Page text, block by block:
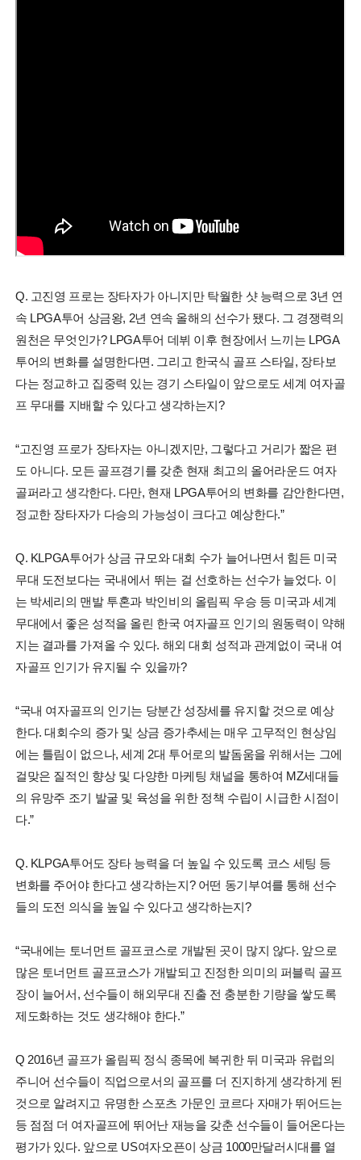
Q. 고진영 프로는 장타자가 아니지만 탁월한 샷 능력으로 3년 연
속 LPGA투어 상금왕, 2년 연속 올해의 선수가 됐다. 그 경쟁력의
원천은 무엇인가? LPGA투어 데뷔 이후 현장에서 느끼는 LPGA
투어의 변화를 설명한다면. 그리고 한국식 골프 스타일, 장타보
다는 정교하고 집중력 있는 경기 스타일이 앞으로도 세계 여자골
프 무대를 지배할 수 있다고 생각하는지?
“고진영 프로가 장타자는 아니겠지만, 그렇다고 거리가 짧은 편
도 아니다. 모든 골프경기를 갖춘 현재 최고의 올어라운드 여자
골퍼라고 생각한다. 다만, 현재 LPGA투어의 변화를 감안한다면,
정교한 장타자가 다승의 가능성이 크다고 예상한다.”
Q. KLPGA투어가 상금 규모와 대회 수가 늘어나면서 힘든 미국
무대 도전보다는 국내에서 뛰는 걸 선호하는 선수가 늘었다. 이
는 박세리의 맨발 투혼과 박인비의 올림픽 우승 등 미국과 세계
무대에서 좋은 성적을 올린 한국 여자골프 인기의 원동력이 약해
지는 결과를 가져올 수 있다. 해외 대회 성적과 관계없이 국내 여
자골프 인기가 유지될 수 있을까?
“국내 여자골프의 인기는 당분간 성장세를 유지할 것으로 예상
한다. 대회수의 증가 및 상금 증가추세는 매우 고무적인 현상임
에는 틀림이 없으나, 세계 2대 투어로의 발돔움을 위해서는 그에
걸맞은 질적인 향상 및 다양한 마케팅 채널을 통하여 MZ세대들
의 유망주 조기 발굴 및 육성을 위한 정책 수립이 시급한 시점이
다.”
Q. KLPGA투어도 장타 능력을 더 높일 수 있도록 코스 세팅 등
변화를 주어야 한다고 생각하는지? 어떤 동기부여를 통해 선수
들의 도전 의식을 높일 수 있다고 생각하는지?
“국내에는 토너먼트 골프코스로 개발된 곳이 많지 않다. 앞으로
많은 토너먼트 골프코스가 개발되고 진정한 의미의 퍼블릭 골프
장이 늘어서, 선수들이 해외무대 진출 전 충분한 기량을 쌓도록
제도화하는 것도 생각해야 한다.”
Q 2016년 골프가 올림픽 정식 종목에 복귀한 뒤 미국과 유럽의
주니어 선수들이 직업으로서의 골프를 더 진지하게 생각하게 된
것으로 알려지고 유명한 스포츠 가문인 코르다 자매가 뛰어드는
등 점점 더 여자골프에 뛰어난 재능을 갖춘 선수들이 들어온다는
평가가 있다. 앞으로 US여자오픈이 상금 1000만달러시대를 열